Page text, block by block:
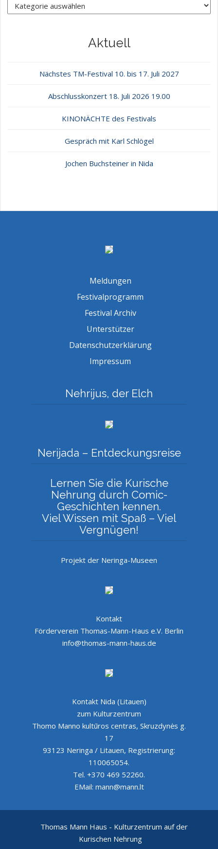
Aktuell
Nächstes TM-Festival 10. bis 17. Juli 2027
Abschlusskonzert 18. Juli 2026 19.00
KINONÄCHTE des Festivals
Gespräch mit Karl Schlögel
Jochen Buchsteiner in Nida
Meldungen
Festivalprogramm
Festival Archiv
Unterstützer
Datenschutzerklärung
Impressum
Nehrijus, der Elch
Nerijada – Entdeckungsreise
Lernen Sie die Kurische
Nehrung durch Comic-
Geschichten kennen.
Viel Wissen mit Spaß – Viel
Vergnügen!
Projekt der Neringa-Museen
Kontakt
Förderverein Thomas-Mann-Haus e.V. Berlin
info@thomas-mann-haus.de
Kontakt Nida (Litauen)
zum Kulturzentrum
Thomo Manno kultūros centras, Skruzdynės g.
17
93123 Neringa / Litauen, Registrierung:
110065054.
Tel. +370 469 52260.
EMail: mann@mann.lt
Thomas Mann Haus - Kulturzentrum auf der
Kurischen Nehrung